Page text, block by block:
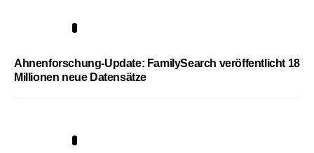
Ahnenforschung-Update: FamilySearch veröffentlicht 18
Millionen neue Datensätze